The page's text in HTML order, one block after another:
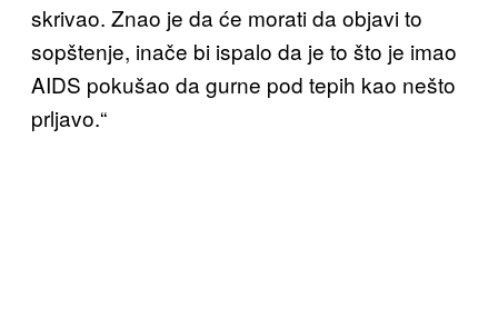
skrivao. Znao je da će morati da objavi to
sopštenje, inače bi ispalo da je to što je imao
AIDS pokušao da gurne pod tepih kao nešto
prljavo.“